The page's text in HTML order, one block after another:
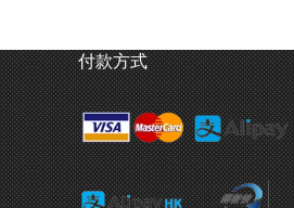
付款方式